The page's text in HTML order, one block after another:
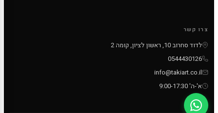
צרו קשר
לדוד סחרוב 10, ראשון לציון, קומה 2
0544430126
info@takiart.co.il
א'-ה' 9:00-17:30